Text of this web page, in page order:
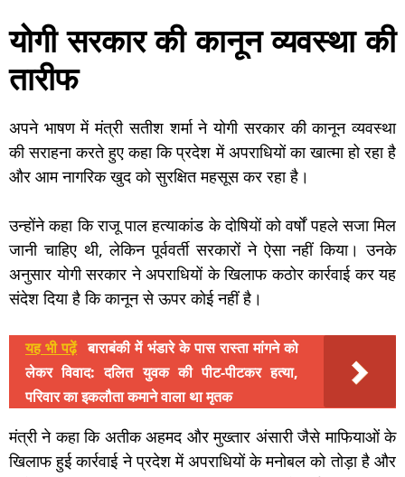
योगी सरकार की कानून व्यवस्था की
तारीफ
अपने भाषण में मंत्री सतीश शर्मा ने योगी सरकार की कानून व्यवस्था
की सराहना करते हुए कहा कि प्रदेश में अपराधियों का खात्मा हो रहा है
और आम नागरिक खुद को सुरक्षित महसूस कर रहा है।
उन्होंने कहा कि राजू पाल हत्याकांड के दोषियों को वर्षों पहले सजा मिल
जानी चाहिए थी, लेकिन पूर्ववर्ती सरकारों ने ऐसा नहीं किया। उनके
अनुसार योगी सरकार ने अपराधियों के खिलाफ कठोर कार्रवाई कर यह
संदेश दिया है कि कानून से ऊपर कोई नहीं है।
यह भी पढ़ें बाराबंकी में भंडारे के पास रास्ता मांगने को
लेकर विवाद: दलित युवक की पीट-पीटकर हत्या,
परिवार का इकलौता कमाने वाला था मृतक
मंत्री ने कहा कि अतीक अहमद और मुख्तार अंसारी जैसे माफियाओं के
खिलाफ हुई कार्रवाई ने प्रदेश में अपराधियों के मनोबल को तोड़ा है और